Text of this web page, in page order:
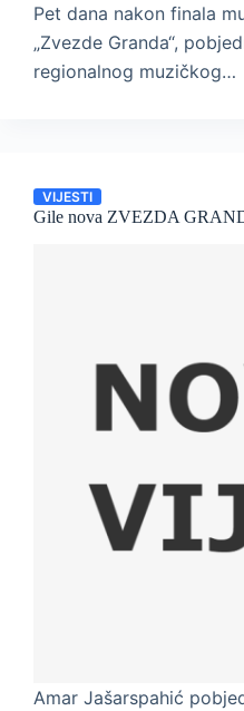
Pet dana nakon finala
„Zvezde Granda“,
regionalnog muzičkog…
VIJESTI
Gile nova ZVEZDA
Amar Jašarspahić